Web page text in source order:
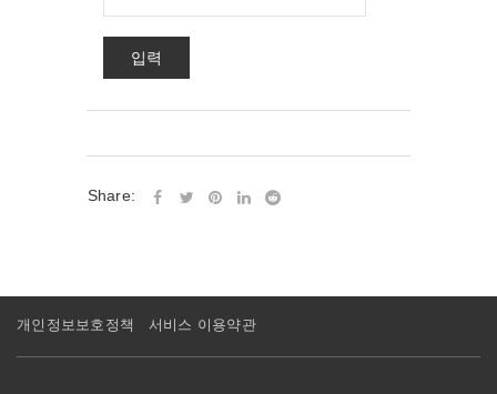
Share:
개인정보보호정책 서비스 이용약관